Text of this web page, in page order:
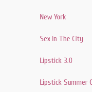
New York
Sex In The City
Lipstick 3.0
Lipstick Summer